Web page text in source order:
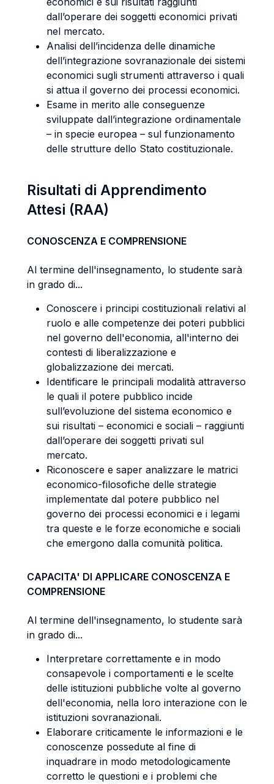
dall’operare dei soggetti economici privati
nel mercato.
Analisi dell’incidenza delle dinamiche
dell’integrazione sovranazionale dei sistemi
economici sugli strumenti attraverso i quali
si attua il governo dei processi economici.
Esame in merito alle conseguenze
sviluppate dall’integrazione ordinamentale
– in specie europea – sul funzionamento
delle strutture dello Stato costituzionale.
Risultati di Apprendimento
Attesi (RAA)
CONOSCENZA E COMPRENSIONE
Al termine dell'insegnamento, lo studente sarà
in grado di...
Conoscere i principi costituzionali relativi al
ruolo e alle competenze dei poteri pubblici
nel governo dell'economia, all'interno dei
contesti di liberalizzazione e
globalizzazione dei mercati.
Identificare le principali modalità attraverso
le quali il potere pubblico incide
sull’evoluzione del sistema economico e
sui risultati – economici e sociali – raggiunti
dall’operare dei soggetti privati sul
mercato.
Riconoscere e saper analizzare le matrici
economico-filosofiche delle strategie
implementate dal potere pubblico nel
governo dei processi economici e i legami
tra queste e le forze economiche e sociali
che emergono dalla comunità politica.
CAPACITA' DI APPLICARE CONOSCENZA E
COMPRENSIONE
Al termine dell'insegnamento, lo studente sarà
in grado di...
Interpretare correttamente e in modo
consapevole i comportamenti e le scelte
delle istituzioni pubbliche volte al governo
dell'economia, nella loro interazione con le
istituzioni sovranazionali.
Elaborare criticamente le informazioni e le
conoscenze possedute al fine di
inquadrare in modo metodologicamente
corretto le questioni e i problemi che